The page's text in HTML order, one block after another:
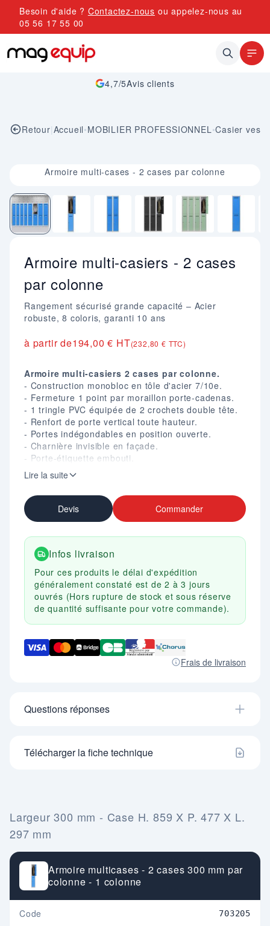
Allez au contenu
Besoin d'aide ? Contactez-nous ou appelez-nous au
05 56 17 55 00
4,7/5Avis clients
Retour|Accueil•MOBILIER PROFESSIONNEL•Casier
Image 1 sur 9Armoire multi-cases - 2 cases par colonne
Armoire multi-casiers - 2 cases
par colonne
Rangement sécurisé grande capacité – Acier
robuste, 8 coloris, garanti 10 ans
à partir de194,00 € HT(232,80 € TTC)
Armoire multi-casiers 2 cases par colonne.
- Construction monobloc en tôle d'acier 7/10e.
- Fermeture 1 point par moraillon porte-cadenas.
- 1 tringle PVC équipée de 2 crochets double tête.
- Renfort de porte vertical toute hauteur.
- Portes indégondables en position ouverte.
- Charnière invisible en façade.
- Porte-étiquette embouti.
- Aérations en partie haute de chaque porte.
- Peinture époxy résistante aux chocs.
- Corps gris RAL 7035, 8 coloris au choix pour les
portes.
- Garantie 10 ans.
Lire la suite
Devis Commander
Infos livraison
Pour ces produits le délai d'expédition
généralement constaté est de 2 à 3 jours
ouvrés (Hors rupture de stock et sous réserve
de quantité suffisante pour votre commande).
Frais de livraison
Questions réponses
Télécharger la fiche technique
Largeur 300 mm - Case H. 859 X P. 477 X L.
297 mm
Armoire multicases - 2 cases 300 mm par
colonne - 1 colonne
Code 703205